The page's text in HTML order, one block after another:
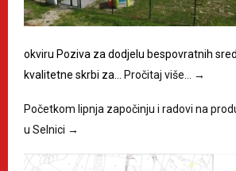
okviru Poziva za dodjelu bespovratnih
kvalitetne skrbi za… Pročitaj više… →
Početkom lipnja započinju i radovi na
u Selnici →